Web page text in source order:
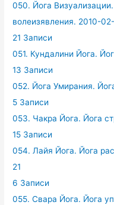
050. Йога
волеизявления. 2010-
21 Записи
051. Кундалини Йога.
13 Записи
052. Йога Умирания.
5 Записи
053. Чакра Йога. Йога
15 Записи
054. Лайя Йога. Йога
21
6 Записи
055. Свара Йога. Йога